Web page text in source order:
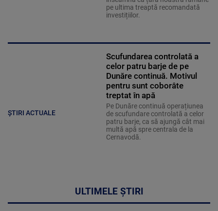
pe ultima treaptă recomandată
investițiilor.
ȘTIRI ACTUALE
Scufundarea controlată a
celor patru barje de pe
Dunăre continuă. Motivul
pentru sunt coborâte
treptat în apă
Pe Dunăre continuă operațiunea
de scufundare controlată a celor
patru barje, ca să ajungă cât mai
multă apă spre centrala de la
Cernavodă.
ULTIMELE ȘTIRI